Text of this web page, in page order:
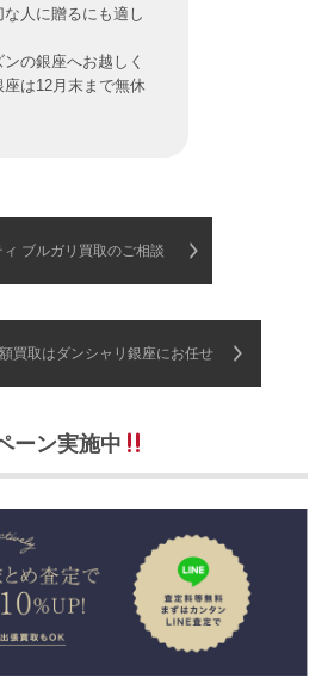
人に贈るにも適し
の銀座へお越しく
は12月末まで無休
ィ ブルガリ買取のご相談
買取はダンシャリ銀座にお任せ
ーン実施中